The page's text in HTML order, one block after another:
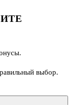
выбор.